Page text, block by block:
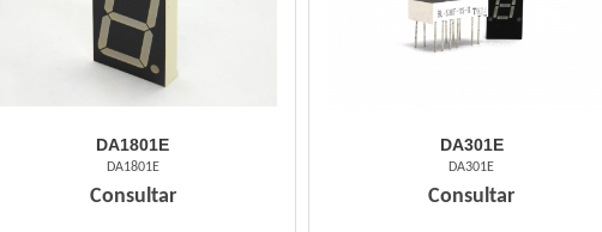
DA1801E
DA1801E
Consultar
DA301E
DA301E
Consultar